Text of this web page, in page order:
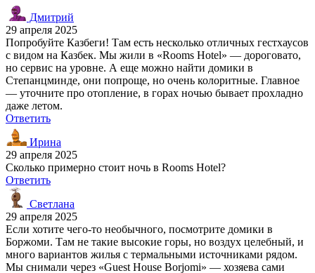
Дмитрий
29 апреля 2025
Попробуйте Казбеги! Там есть несколько отличных гестхаусов
с видом на Казбек. Мы жили в «Rooms Hotel» — дороговато,
но сервис на уровне. А еще можно найти домики в
Степанцминде, они попроще, но очень колоритные. Главное
— уточните про отопление, в горах ночью бывает прохладно
даже летом.
Ответить
Ирина
29 апреля 2025
Сколько примерно стоит ночь в Rooms Hotel?
Ответить
Светлана
29 апреля 2025
Если хотите чего-то необычного, посмотрите домики в
Боржоми. Там не такие высокие горы, но воздух целебный, и
много вариантов жилья с термальными источниками рядом.
Мы снимали через «Guest House Borjomi» — хозяева сами